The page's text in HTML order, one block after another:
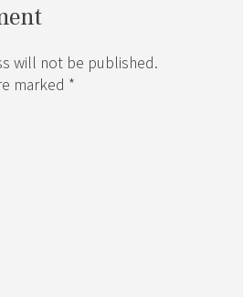
will not be published.
marked *